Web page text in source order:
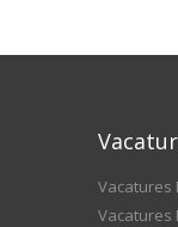
Vacatures
Vacatures